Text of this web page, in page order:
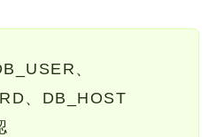
、
、DB_HOST